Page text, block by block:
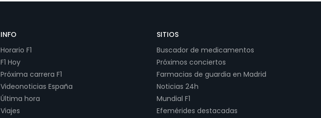
INFO
Horario F1
F1 Hoy
Próxima carrera F1
Videonoticias España
Última hora
Viajes
SITIOS
Buscador de medicamentos
Próximos conciertos
Farmacias de guardia en Madrid
Noticias 24h
Mundial F1
Efemérides destacadas